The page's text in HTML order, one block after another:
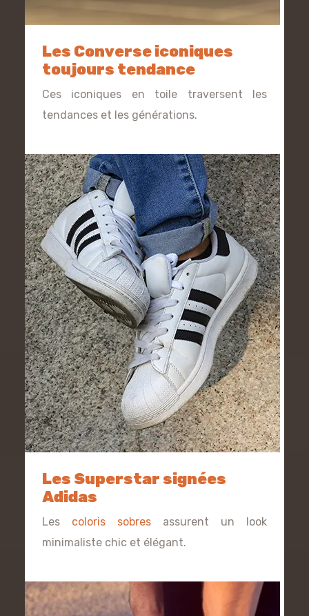
Les Converse iconiques
toujours tendance
Ces iconiques en toile traversent les
tendances et les générations.
Les Superstar signées
Adidas
Les coloris sobresassurent un look
minimaliste chic et élégant.